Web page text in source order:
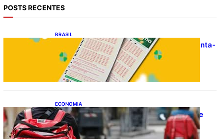
POSTS RECENTES
BRASIL
Resultado da Mega-Sena 3041 nesta quinta-
feira (06/08/2026)
ECONOMIA
CAIXA e iFood facilitam financiamento de
motos e bicicletas elétricas para
entregadores